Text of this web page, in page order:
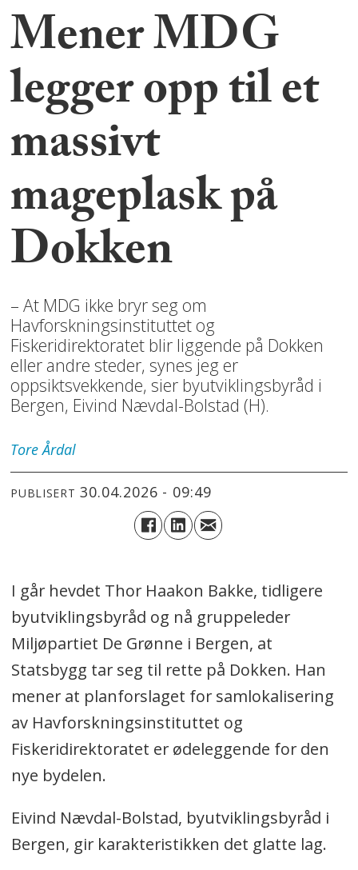
Mener MDG
legger opp til et
massivt
mageplask på
Dokken
– At MDG ikke bryr seg om
Havforskningsinstituttet og
Fiskeridirektoratet blir liggende på Dokken
eller andre steder, synes jeg er
oppsiktsvekkende, sier byutviklingsbyråd i
Bergen, Eivind Nævdal-Bolstad (H).
Tore Årdal
PUBLISERT 30.04.2026 - 09:49
I går hevdet Thor Haakon Bakke, tidligere
byutviklingsbyråd og nå gruppeleder
Miljøpartiet De Grønne i Bergen, at
Statsbygg tar seg til rette på Dokken. Han
mener at planforslaget for samlokalisering
av Havforskningsinstituttet og
Fiskeridirektoratet er ødeleggende for den
nye bydelen.
Eivind Nævdal-Bolstad, byutviklingsbyråd i
Bergen, gir karakteristikken det glatte lag.